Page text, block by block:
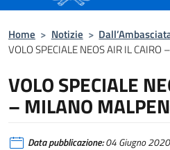
Home > Notizie >
VOLO SPECIALE NEOS AIR IL
VOLO SPECIALE
– MILANO
Data pubblicazione:04 Giugno 2020